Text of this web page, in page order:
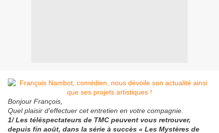
Bonjour François,
Quel plaisir d’effectuer cet entretien en votre compagnie.
1/ Les téléspectateurs de TMC peuvent vous retrouver,
depuis fin août, dans la série à succès « Les Mystères de